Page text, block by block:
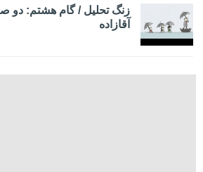
زنگ تحلیل / گام هشتم: دو
آقازاده